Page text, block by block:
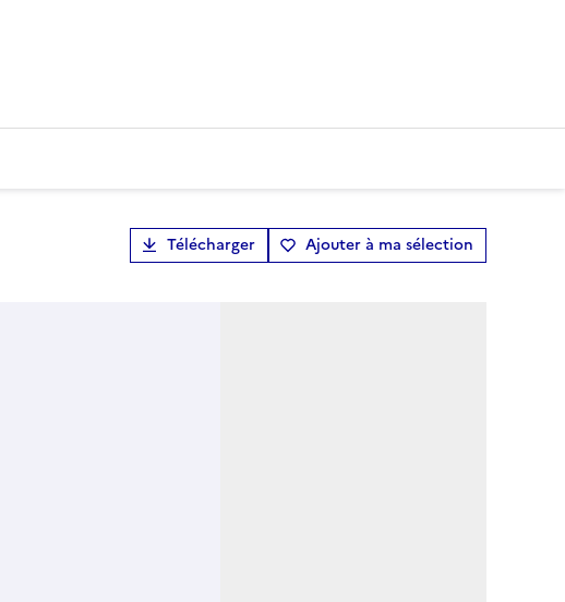
Télécharger Ajouter à ma sélection